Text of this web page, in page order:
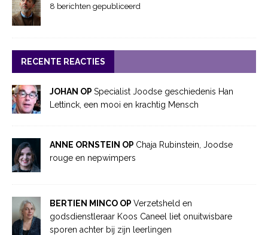
8 berichten gepubliceerd
RECENTE REACTIES
JOHAN OP Specialist Joodse geschiedenis Han
Lettinck, een mooi en krachtig Mensch
ANNE ORNSTEIN OP Chaja Rubinstein, Joodse
rouge en nepwimpers
BERTIEN MINCO OP Verzetsheld en
godsdienstleraar Koos Caneel liet onuitwisbare
sporen achter bij zijn leerlingen